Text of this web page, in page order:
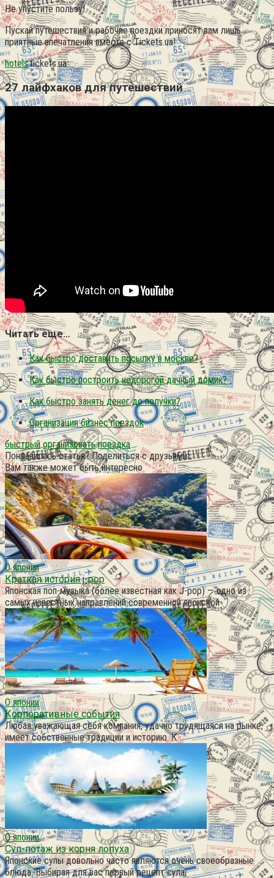
Не упустите пользу!
Пускай путешествия и рабочие поездки приносят вам лишь
приятные впечатления вместе с Tickets.ua!
hotels.tickets.ua
27 лайфхаков для путешествий
Читать еще…
Как быстро доставить посылку в москве?
Как быстро построить недорогой дачный домик?
Как быстро занять денег до получки?
Организация бизнес поездок
быстрый организовать поездка
Понравилась статья? Поделиться с друзьями:
Вам также может быть интересно
О японии
Краткая история j-pop
Японская поп-музыка (более известная как J-pop) — одно из
самых известных направлений современной японской
О японии
Корпоративные события
Любая уважающая себя компания, удачно трудящаяся на рынке,
имеет собственные традиции и историю. К
О японии
Суп-потаж из корня лопуха
Японские супы довольно часто являются очень своеобразные
блюда. Выбирая для вас первый рецепт супа,